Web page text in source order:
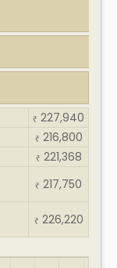
₹ 227,940
₹ 216,800
₹ 221,368
₹ 217,750
₹ 226,220